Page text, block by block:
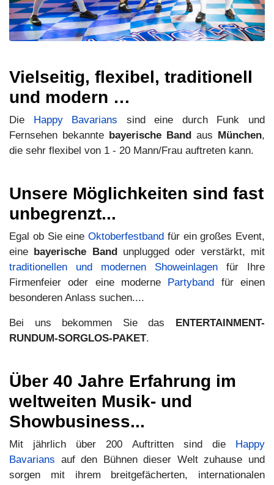
Vielseitig, flexibel, traditionell
und modern …
Die Happy Bavarians sind eine durch Funk und
Fernsehen bekannte bayerische Band aus München,
die sehr flexibel von 1 - 20 Mann/Frau auftreten kann.
Unsere Möglichkeiten sind fast
unbegrenzt...
Egal ob Sie eine Oktoberfestband für ein großes Event,
eine bayerische Bandunplugged oder verstärkt, mit
traditionellen und modernen Showeinlagen für Ihre
Firmenfeier oder eine moderne Partyband für einen
besonderen Anlass suchen....
Bei uns bekommen Sie das ENTERTAINMENT-
RUNDUM-SORGLOS-PAKET.
Über 40 Jahre Erfahrung im
weltweiten Musik- und
Showbusiness...
Mit jährlich über 200 Auftritten sind die Happy
Bavarians auf den Bühnen dieser Welt zuhause und
sorgen mit ihrem breitgefächerten, internationalen